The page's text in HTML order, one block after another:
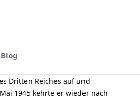
Blog
Dritten Reiches auf und
1945 kehrte er wieder nach